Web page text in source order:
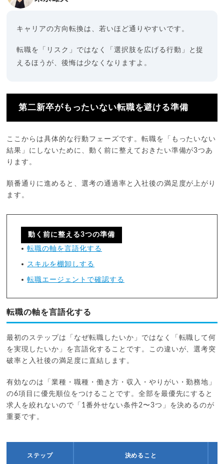
キャリアの方向転換は、若いほど通りやすいです。
転職を「リスク」ではなく「選択肢を広げる行動」と捉
えるほうが、後悔は少なくなりますよ。
第二新卒がもったいない転職を避ける準備
ここからは具体的な行動フェーズです。転職を「もったいない
結果」にしないために、動く前に整えておきたい準備が3つあ
ります。
順番通りに進めると、選考の通過率と入社後の満足度が上がり
ます。
動く前に整える3つの準備
転職の軸を言語化する
スキルを棚卸しする
転職エージェントで確認する
転職の軸を言語化する
最初のステップは「なぜ転職したいか」ではなく「転職して何
を実現したいか」を言語化することです。この違いが、選考突
破率と入社後の満足度に直結します。
有効なのは「業種・職種・働き方・収入・やりがい・勤務地」
の6項目に優先順位をつけることです。全部を最優先にすると
求人を絞れないので「1番外せない条件2〜3つ」を決めるのが
重要です。
ステップ 決めること